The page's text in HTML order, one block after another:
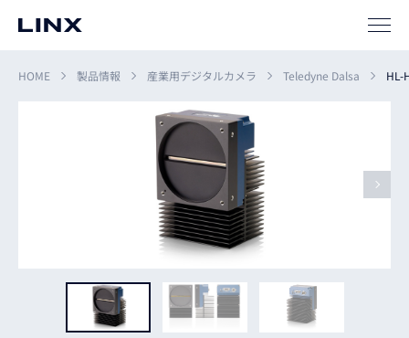
HOME 製品情報 産業用デジタルカメラ Teledyne Dalsa HL-